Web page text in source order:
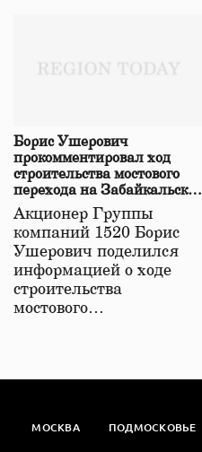
Борис Ушерович
прокомментировал ход
строительства мостового
перехода на Забайкальской
железной дороге
Акционер Группы
компаний 1520 Борис
Ушерович поделился
информацией о ходе
строительства
мостового…
МОСКВА ПОДМОСКОВЬЕ